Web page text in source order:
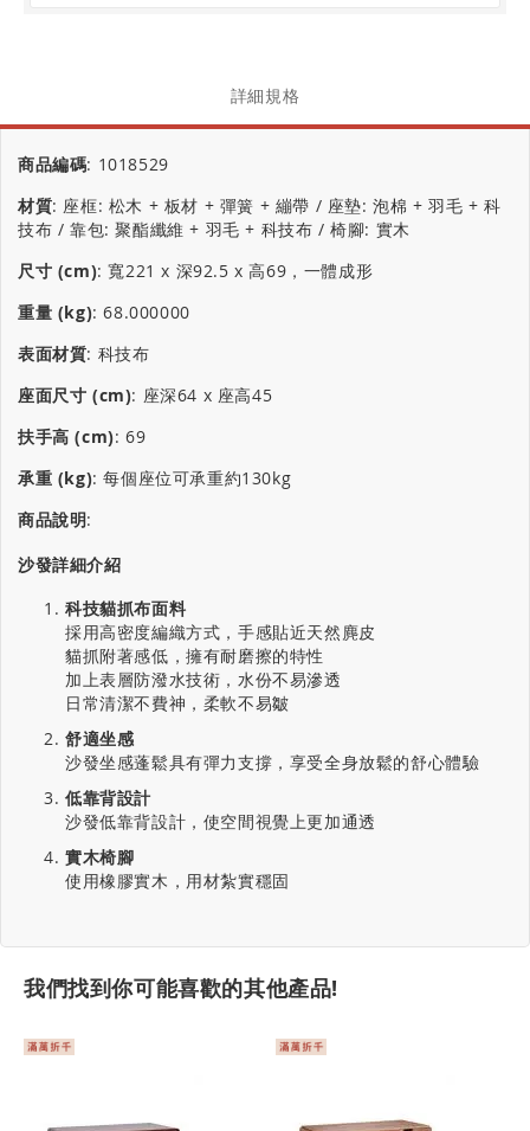
詳細規格
商品編碼: 1018529
材質: 座框: 松木 + 板材 + 彈簧 + 繃帶 / 座墊: 泡棉 + 羽毛 + 科
技布 / 靠包: 聚酯纖維 + 羽毛 + 科技布 / 椅腳: 實木
尺寸 (cm):寬221 x 深92.5 x 高69，一體成形
重量 (kg):68.000000
表面材質: 科技布
座面尺寸 (cm): 座深64 x 座高45
扶手高 (cm):69
承重 (kg):每個座位可承重約130kg
商品說明:
沙發詳細介紹
科技貓抓布面料
採用高密度編織方式，手感貼近天然麂皮
貓抓附著感低，擁有耐磨擦的特性
加上表層防潑水技術，水份不易滲透
日常清潔不費神，柔軟不易皺
舒適坐感
沙發坐感蓬鬆具有彈力支撐，享受全身放鬆的舒心體驗
低靠背設計
沙發低靠背設計，使空間視覺上更加通透
實木椅腳
使用橡膠實木，用材紮實穩固
我們找到你可能喜歡的其他產品!